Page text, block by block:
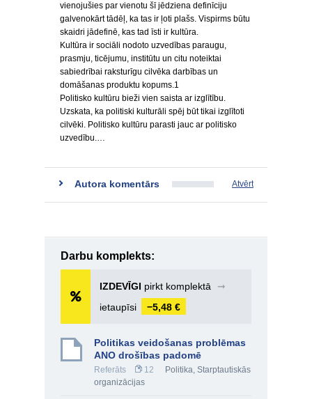
vienojušies par vienotu šī jēdziena definīciju
galvenokārt tādēļ, ka tas ir ļoti plašs. Vispirms būtu
skaidri jādefinē, kas tad īsti ir kultūra.
Kultūra ir sociāli nodoto uzvedības paraugu,
prasmju, ticējumu, institūtu un citu noteiktai
sabiedrībai raksturīgu cilvēka darbības un
domāšanas produktu kopums.1
Politisko kultūru bieži vien saista ar izglītību.
Uzskata, ka politiski kulturāli spēj būt tikai izglītoti
cilvēki. Politisko kultūru parasti jauc ar politisko
uzvedību.…
Autora komentārs Atvērt
Darbu komplekts:
IZDEVĪGI pirkt komplektā
➞
ietaupīsi
−5,48 €
Politikas veidošanas problēmas
ANO drošības padomē
Referāts 12 Politika, Starptautiskās
organizācijas